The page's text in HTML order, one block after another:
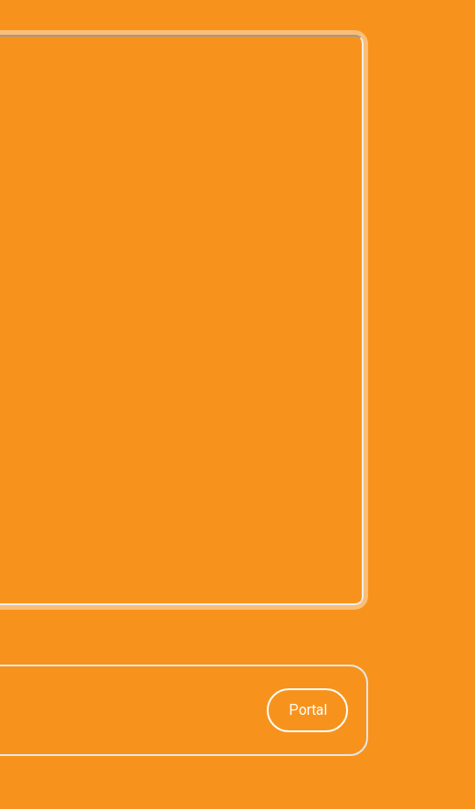
Portal